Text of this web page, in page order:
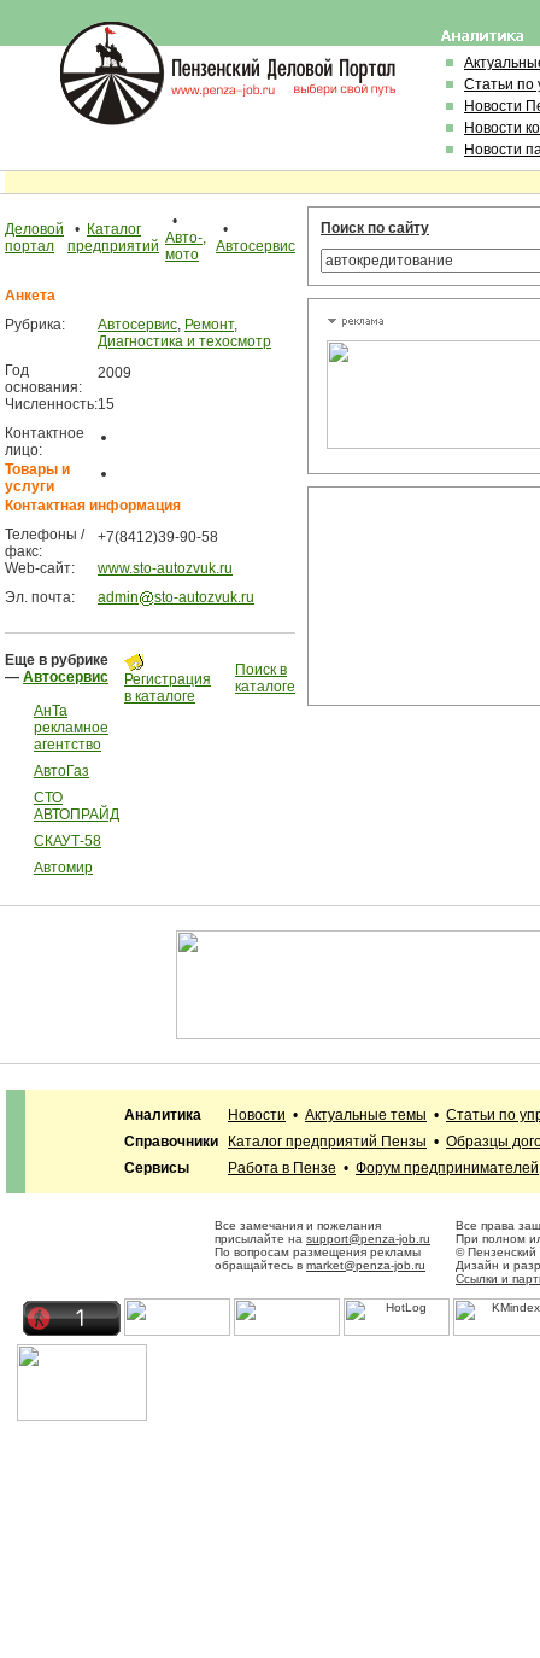
Статьи по
Новости
Новости
Новости
Деловой
портал
• Каталог
предприятий
•
Авто-,
мото
•
Автосервис
Анкета
Рубрика:
Автосервис, Ремонт,
Диагностика и техосмотр
Год
основания:
2009
Численность:15
Контактное
лицо:
Товары и
услуги
Контактная информация
Телефоны /
факс:
+7(8412)39-90-58
Web-сайт:
www.sto-autozvuk.ru
Эл. почта:
admin sto-autozvuk.ru
Еще в рубрике
— Автосервис
АнТа
рекламное
агентство
АвтоГаз
СТО
АВТОПРАЙД
СКАУТ-58
Автомир
Регистрация
в каталоге
Поиск в
каталоге
Поиск по сайту
Аналитика Новости • Актуальные темы • Статьи по
Справочники
Каталог предприятий Пензы • Образцы
Сервисы
Работа в Пензе • Форум предпринимателей
Все замечания и пожелания
присылайте на support@penza-job.ru
По вопросам размещения рекламы
обращайтесь в market@penza-job.ru
Все права
При полном
©
Дизайн и
Ссылки и